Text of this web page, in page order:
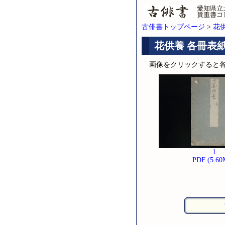
古俳書トップページ > 花
花供養 各冊表
画像をクリックすると
1
PDF